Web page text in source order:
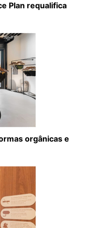
Plan requalifica
orgânicas e